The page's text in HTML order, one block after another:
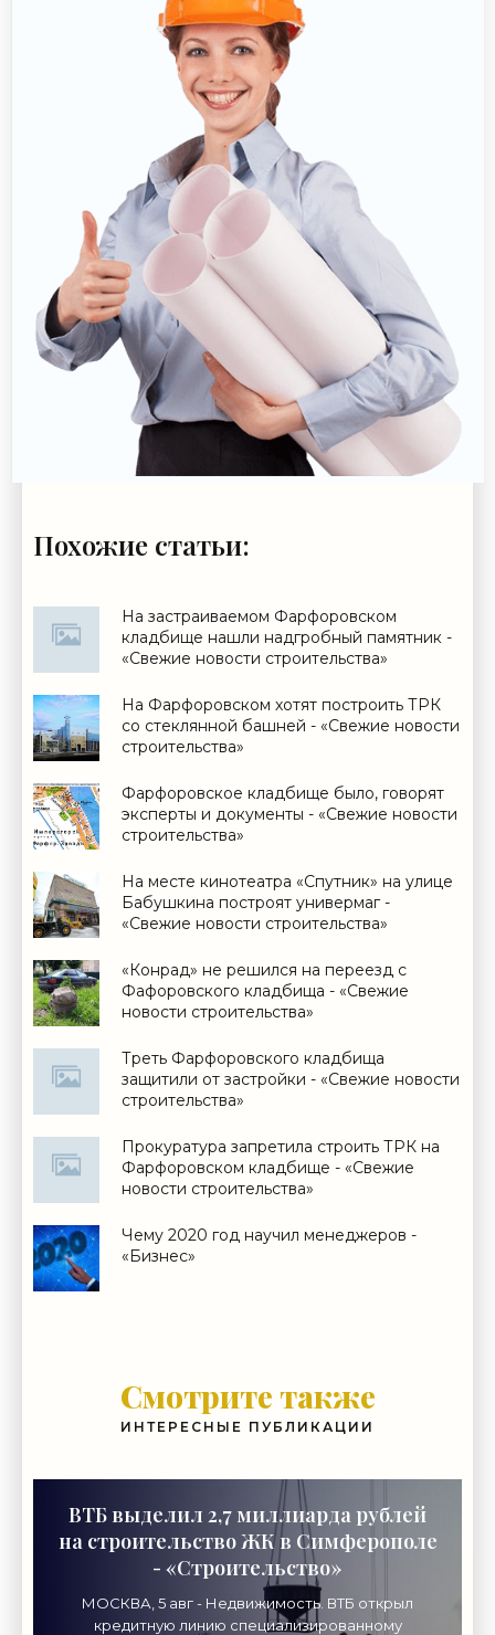
Похожие статьи:
На застраиваемом Фарфоровском
кладбище нашли надгробный памятник -
«Свежие новости строительства»
На Фарфоровском хотят построить ТРК
со стеклянной башней - «Свежие новости
строительства»
Фарфоровское кладбище было, говорят
эксперты и документы - «Свежие новости
строительства»
На месте кинотеатра «Спутник» на улице
Бабушкина построят универмаг -
«Свежие новости строительства»
«Конрад» не решился на переезд с
Фафоровского кладбища - «Свежие
новости строительства»
Треть Фарфоровского кладбища
защитили от застройки - «Свежие новости
строительства»
Прокуратура запретила строить ТРК на
Фарфоровском кладбище - «Свежие
новости строительства»
Чему 2020 год научил менеджеров -
«Бизнес»
Смотрите также
ИНТЕРЕСНЫЕ ПУБЛИКАЦИИ
ВТБ выделил 2,7 миллиарда рублей
на строительство ЖК в Симферополе
- «Строительство»
МОСКВА, 5 авг - Недвижимость. ВТБ открыл
кредитную линию специализированному